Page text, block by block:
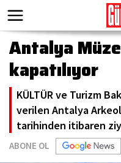
Antalya
kapatılıyor
KÜLTÜR ve Turizm
verilen Antalya
tarihinden itibaren
ABONE OL